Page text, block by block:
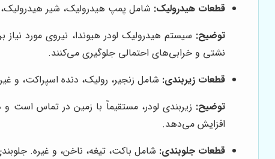
قطعات هیدرولیک: شامل پمپ هیدرولیک، شیر
توضیح: سیستم هیدرولیک لودر هیوندا، نیروی مورد
نشتی و خرابی‌های احتمالی جلوگیری می‌کنند.
قطعات زیربندی: شامل زنجیر، رولیک، دنده اسپراکت، و
توضیح: زیربندی لودر، مستقیماً با زمین در تماس است
افزایش می‌دهد.
قطعات جلوبندی: شامل باکت، تیغه، ناخن، و غیره.